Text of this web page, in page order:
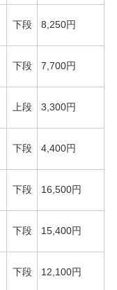
下段 8,250円
下段 7,700円
上段 3,300円
下段 4,400円
下段 16,500円
下段 15,400円
下段 12,100円